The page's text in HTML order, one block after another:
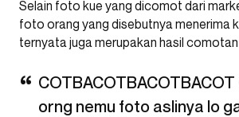
Selain foto kue yang dicomot dari
foto orang yang disebutnya menerima
ternyata juga merupakan hasil
COTBACOTBACOTBACOT
orng nemu foto aslinya lo